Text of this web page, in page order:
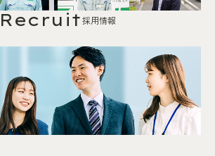
Recruit採用情報